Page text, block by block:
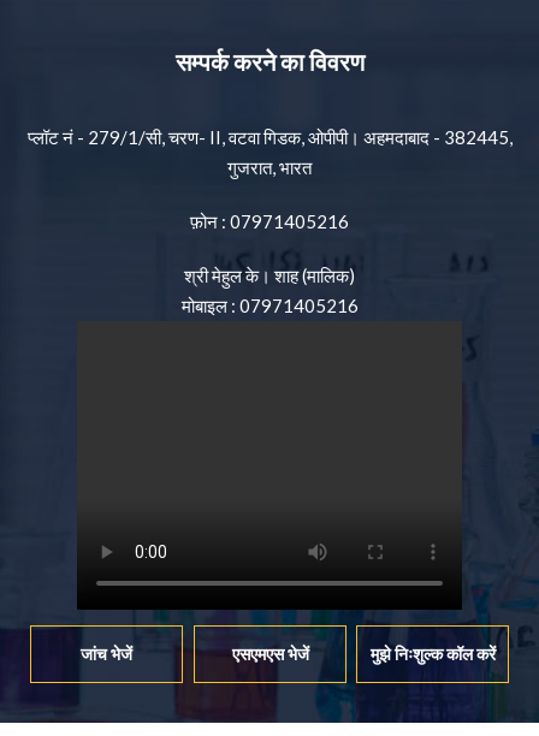
सम्पर्क करने का विवरण
प्लॉट नं - 279/1/सी, चरण- II, वटवा गिडक, ओपीपी। अहमदाबाद - 382445,
गुजरात, भारत
फ़ोन : 07971405216
श्री मेहुल के। शाह(मालिक)
मोबाइल : 07971405216
जांच भेजें एसएमएस भेजें मुझे निःशुल्क कॉल करें